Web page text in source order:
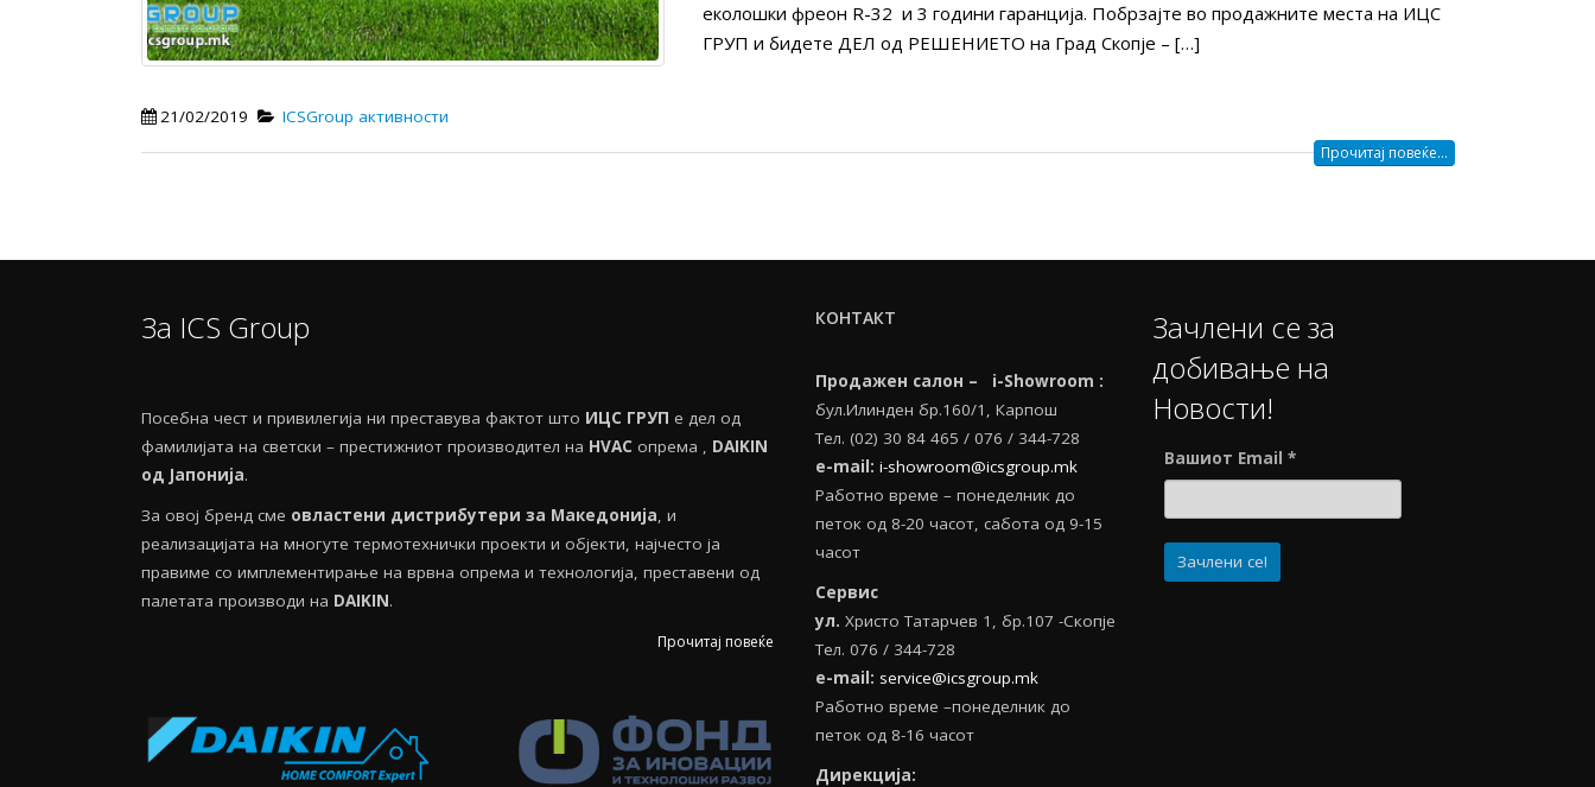
еколошки фреон R-32 и 3 години гаранција. Побрзајте во продажните места на ИЦС
ГРУП и бидете ДЕЛ од РЕШЕНИЕТО на Град Скопје – […]
21/02/2019 ICSGroup активности
Прочитај повеќе...
За ICS Group
Посебнa чест и привилегија ни преставува фактот што ИЦС ГРУП е дел од
фамилијата на светски – престижниот производител на HVAС опрема , DAIKIN
од Јапонија.
За овој бренд сме овластени дистрибутери за Македонија, и
реализацијата на многуте термотехнички проекти и објекти, најчесто ја
правиме со имплементирање на врвна опрема и технологија, преставени од
палетата производи на DAIKIN.
Прочитај повеќе
КОНТАКТ
Продажен салон – i-Showroom :
бул.Илинден бр.160/1, Карпош
Тел. (02) 30 84 465 / 076 / 344-728
e-mail: i-showroom@icsgroup.mk
Работно време – понеделник до
петок од 8-20 часот, сабота oд 9-15
часот
Сервис
ул. Христо Татарчев 1, бр.107 -Скопје
Тел. 076 / 344-728
e-mail : service@icsgroup.mk
Работно време –понеделник до
петок од 8-16 часот
Дирекција:
Зачлени се за
добивање на
Новости!
Вашиот Email*